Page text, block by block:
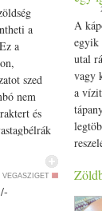
abrokkoli
tedd
a római
tedd
a
egy kis
is. Párold
kcisit még
csipet vizet
végén
a
a
szed
nem
és
VEGASZIGET
A
egyik
utal
vagy
a
on